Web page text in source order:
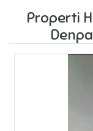
Properti